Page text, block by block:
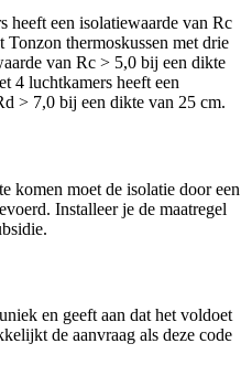
heeft een isolatiewaarde van Rc
thermoskussen met drie
van Rc > 5,0 bij een dikte
4 luchtkamers heeft een
> 7,0 bij een dikte van 25 cm.
komen moet de isolatie door een
Installeer je de maatregel
en geeft aan dat het voldoet
de aanvraag als deze code